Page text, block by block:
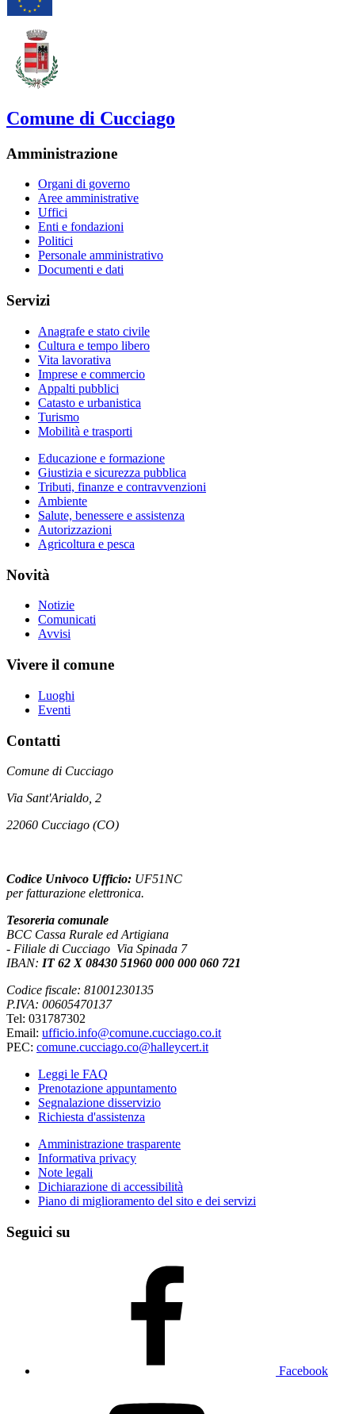
Comune di Cucciago
Amministrazione
Organi di governo
Aree amministrative
Uffici
Enti e fondazioni
Politici
Personale amministrativo
Documenti e dati
Servizi
Anagrafe e stato civile
Cultura e tempo libero
Vita lavorativa
Imprese e commercio
Appalti pubblici
Catasto e urbanistica
Turismo
Mobilità e trasporti
Educazione e formazione
Giustizia e sicurezza pubblica
Tributi, finanze e contravvenzioni
Ambiente
Salute, benessere e assistenza
Autorizzazioni
Agricoltura e pesca
Novità
Notizie
Comunicati
Avvisi
Vivere il comune
Luoghi
Eventi
Contatti
Comune di Cucciago
Via Sant'Arialdo, 2
22060 Cucciago (CO)
Codice Univoco Ufficio: UF51NC
per fatturazione elettronica.
Tesoreria comunale
BCC Cassa Rurale ed Artigiana
- Filiale di Cucciago Via Spinada 7
IBAN: IT 62 X 08430 51960 000 000 060 721
Codice fiscale: 81001230135
P.IVA: 00605470137
Tel: 031787302
Email: ufficio.info@comune.cucciago.co.it
PEC: comune.cucciago.co@halleycert.it
Leggi le FAQ
Prenotazione appuntamento
Segnalazione disservizio
Richiesta d'assistenza
Amministrazione trasparente
Informativa privacy
Note legali
Dichiarazione di accessibilità
Piano di miglioramento del sito e dei servizi
Seguici su
Facebook